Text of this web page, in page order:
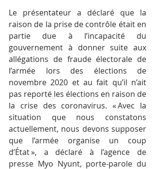
Le présentateur a déclaré que la
raison de la prise de contrôle était en
partie due à l’incapacité du
gouvernement à donner suite aux
allégations de fraude électorale de
l’armée lors des élections de
novembre 2020 et au fait qu’il n’ait
pas reporté les élections en raison de
la crise des coronavirus. « Avec la
situation que nous constatons
actuellement, nous devons supposer
que l’armée organise un coup
d’État », a déclaré à l’agence de
presse Myo Nyunt, porte-parole du